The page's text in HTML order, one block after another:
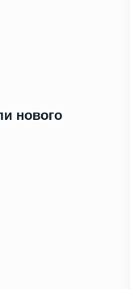
нового